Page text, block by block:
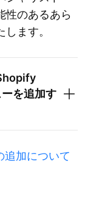
性のあるあら
ます。
を追加す
加について